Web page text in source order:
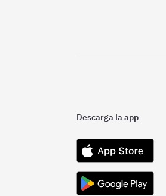
Descarga la app